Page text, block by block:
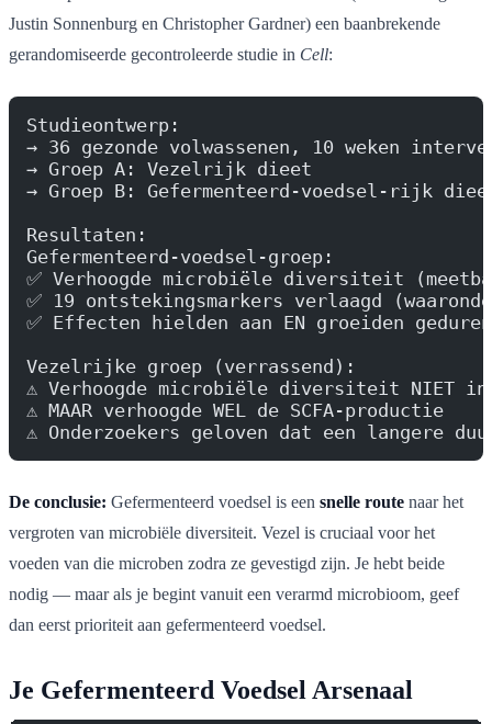
Justin Sonnenburg en Christopher Gardner) een baanbrekende
gerandomiseerde gecontroleerde studie in Cell:
Studieontwerp:
→ 36 gezonde volwassenen, 10 weken
→ Groep A: Vezelrijk dieet
→ Groep B: Gefermenteerd-voedsel-rijk
Resultaten:
Gefermenteerd-voedsel-groep:
✅ Verhoogde microbiële diversiteit
✅ 19 ontstekingsmarkers verlaagd
✅ Effecten hielden aan EN groeiden
Vezelrijke groep (verrassend):
⚠️ Verhoogde microbiële diversiteit NIET in
⚠️ MAAR verhoogde WEL de SCFA-productie
⚠️ Onderzoekers geloven dat een langere
De conclusie: Gefermenteerd voedsel is een snelle route naar het
vergroten van microbiële diversiteit. Vezel is cruciaal voor het
voeden van die microben zodra ze gevestigd zijn. Je hebt beide
nodig — maar als je begint vanuit een verarmd microbioom, geef
dan eerst prioriteit aan gefermenteerd voedsel.
Je Gefermenteerd Voedsel Arsenaal